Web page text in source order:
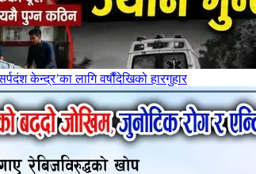
केन्द्र’का लागि वर्षौंदेखिको हारगुहार